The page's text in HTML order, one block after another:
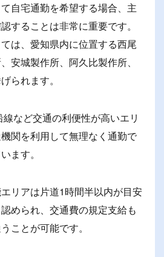
自宅通勤を希望する場合、主
することは非常に重要です。
は、愛知県内に位置する西尾
安城製作所、阿久比製作所、
られます。
など交通の利便性が高いエリ
関を利用して無理なく通勤で
ます。
リアは片道1時間半以内が目安
められ、交通費の規定支給も
ことが可能です。